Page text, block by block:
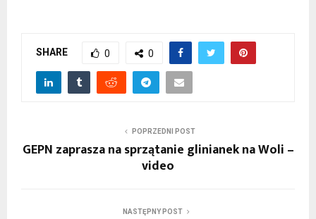
SHARE 0 0
POPRZEDNI POST
GEPN zaprasza na sprzątanie glinianek na Woli –
video
NASTĘPNY POST